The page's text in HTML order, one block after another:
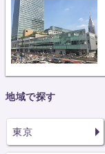
地域で探す
東京